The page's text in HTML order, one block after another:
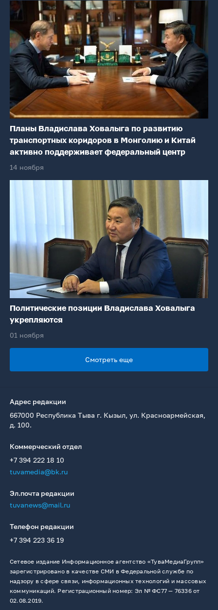
Планы Владислава Ховалыга по развитию
транспортных коридоров в Монголию и Китай
активно поддерживает федеральный центр
14 ноября
Политические позиции Владислава Ховалыга
укрепляются
01 ноября
Смотреть еще
Адрес редакции
667000 Республика Тыва г. Кызыл, ул. Красноармейская,
д. 100.
Коммерческий отдел
+7 394 222 18 10
tuvamedia@bk.ru
Эл.почта редакции
tuvanews@mail.ru
Телефон редакции
+7 394 223 36 19
Сетевое издание Информационное агентство «ТуваМедиаГрупп»
зарегистрировано в качестве СМИ в Федеральной службе по
надзору в сфере связи, информационных технологий и массовых
коммуникаций. Регистрационный номер: Эл № ФС77 — 76336 от
02.08.2019.